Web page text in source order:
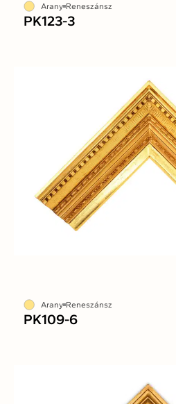
Arany Reneszánsz
PK123-3
Arany Reneszánsz
PK109-6